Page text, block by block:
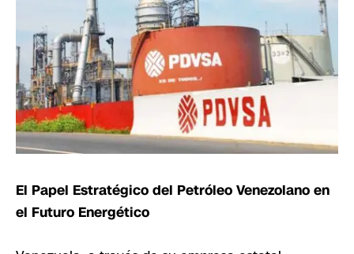
El Papel Estratégico del Petróleo Venezolano en
el Futuro Energético